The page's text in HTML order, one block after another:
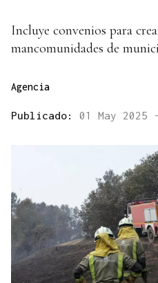
Incluye convenios para
mancomunidades de
Agencia
Publicado: 01 May 2025